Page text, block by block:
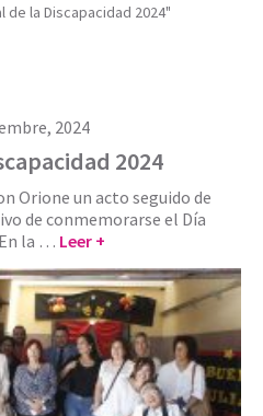
de la Discapacidad 2024"
2024
2024
Orione un acto seguido de
de conmemorarse el Día
la … Leer +